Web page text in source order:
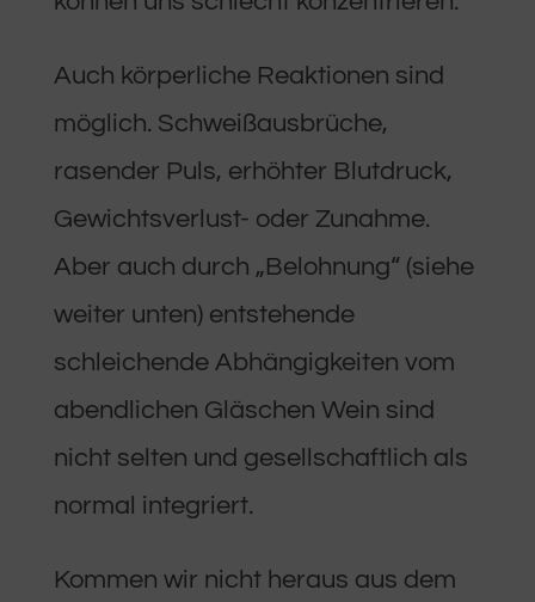
Auch körperliche Reaktionen sind
möglich. Schweißausbrüche,
rasender Puls, erhöhter Blutdruck,
Gewichtsverlust- oder Zunahme.
Aber auch durch „Belohnung“ (siehe
weiter unten) entstehende
schleichende Abhängigkeiten vom
abendlichen Gläschen Wein sind
nicht selten und gesellschaftlich als
normal integriert.
Kommen wir nicht heraus aus dem